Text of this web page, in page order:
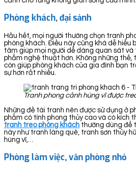
Phòng khách, đại sảnh
Hầu hết, mọi người thường chọn tranh
phòng khách. Điều này cũng khá dễ hiểu
tâm giúp mọi người dễ dàng quan sát
phẩm nghệ thuật hơn. Không những thế,
còn giúp phòng khách của gia đình bạn
sự hơn rất nhiều.
Tranh phong cảnh hùng vĩ được
Những đề tài tranh nên được sử dụng ở
phẩm có tính phong thủy cao và có kích
tranh treo phòng khách thường dùng để
này như tranh làng quê, tranh sơn thủy
hùng vĩ,…
Phòng làm việc, văn phòng nhỏ